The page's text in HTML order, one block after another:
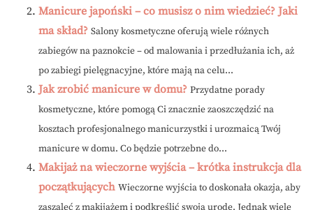
Manicure japoński – co musisz o nim wiedzieć? Jaki
ma skład? Salony kosmetyczne oferują wiele różnych
zabiegów na paznokcie – od malowania i przedłużania ich, aż
po zabiegi pielęgnacyjne, które mają na celu...
Jak zrobić manicure w domu? Przydatne porady
kosmetyczne, które pomogą Ci znacznie zaoszczędzić na
kosztach profesjonalnego manicurzystki i urozmaicą Twój
manicure w domu. Co będzie potrzebne do...
Makijaż na wieczorne wyjścia – krótka instrukcja dla
początkujących Wieczorne wyjścia to doskonała okazja, aby